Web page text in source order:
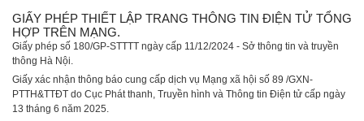
GIẤY PHÉP THIẾT LẬP TRANG THÔNG TIN ĐIỆN TỬ TỔNG
HỢP TRÊN MẠNG.
Giấy phép số 180/GP-STTTT ngày cấp 11/12/2024 - Sở thông tin và truyền
thông Hà Nội.
Giấy xác nhận thông báo cung cấp dịch vụ Mạng xã hội số 89 /GXN-
PTTH&TTĐT do Cục Phát thanh, Truyền hình và Thông tin Điện tử cấp ngày
13 tháng 6 năm 2025.